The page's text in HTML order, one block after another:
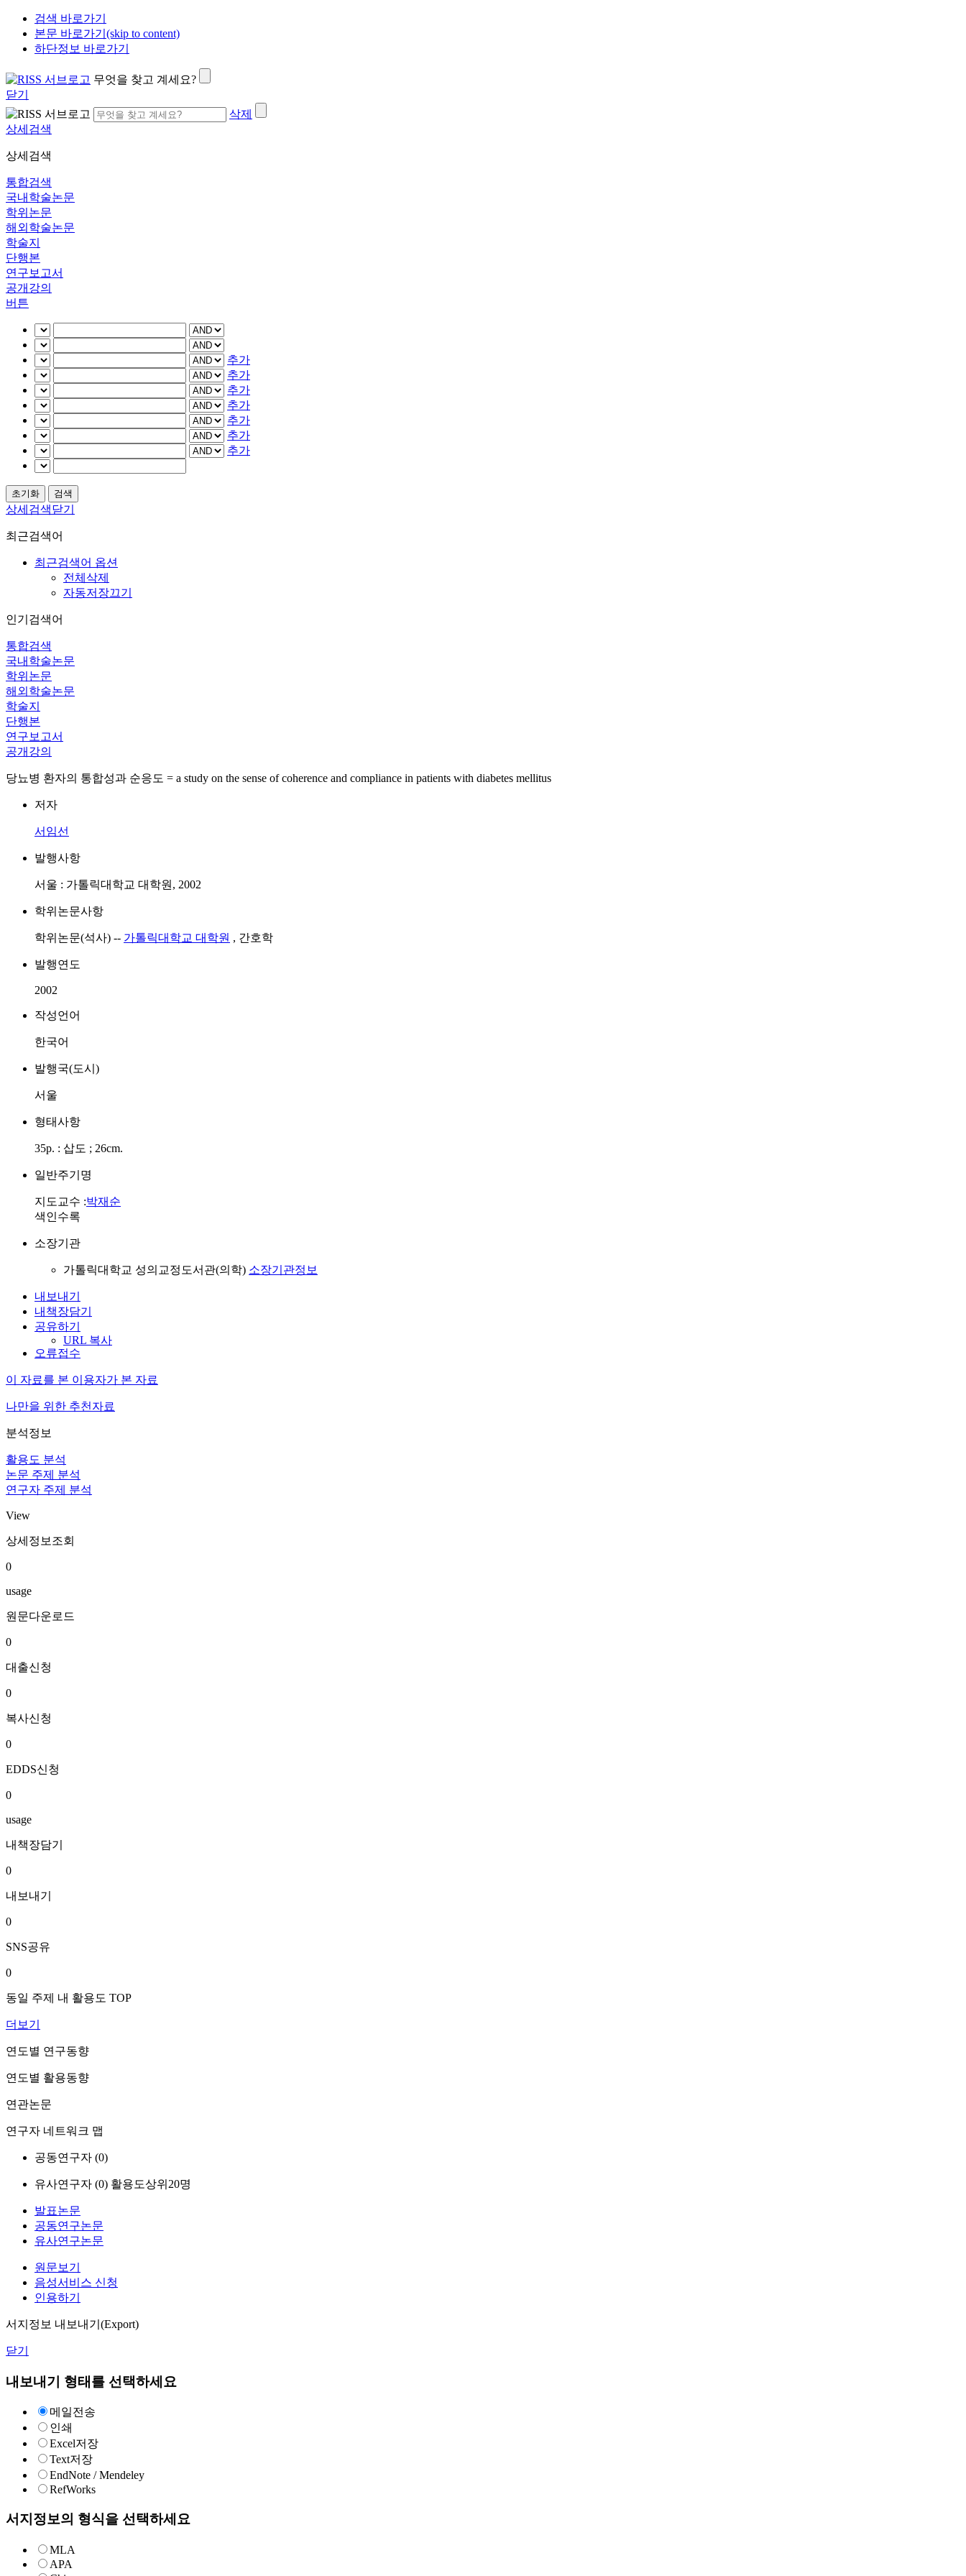
검색 바로가기
본문 바로가기(skip to content)
하단정보 바로가기
무엇을 찾고 계세요?
닫기
삭제
상세검색
상세검색
통합검색
국내학술논문
학위논문
해외학술논문
학술지
단행본
연구보고서
공개강의
버튼
추가
추가
추가
추가
추가
추가
추가
상세검색닫기
최근검색어
최근검색어 옵션
전체삭제
자동저장끄기
인기검색어
통합검색
국내학술논문
학위논문
해외학술논문
학술지
단행본
연구보고서
공개강의
당뇨병 환자의 통합성과 순응도 = a study on the sense of coherence and compliance in patients with diabetes mellitus
저자
서임선
발행사항
서울 : 가톨릭대학교 대학원, 2002
학위논문사항
학위논문(석사) -- 가톨릭대학교 대학원 , 간호학
발행연도
2002
작성언어
한국어
발행국(도시)
서울
형태사항
35p. : 삽도 ; 26cm.
일반주기명
지도교수 :박재순
색인수록
소장기관
가톨릭대학교 성의교정도서관(의학) 소장기관정보
내보내기
내책장담기
공유하기
URL 복사
오류접수
이 자료를 본 이용자가 본 자료
나만을 위한 추천자료
분석정보
활용도 분석
논문 주제 분석
연구자 주제 분석
View
상세정보조회
0
usage
원문다운로드
0
대출신청
0
복사신청
0
EDDS신청
0
usage
내책장담기
0
내보내기
0
SNS공유
0
동일 주제 내 활용도 TOP
더보기
연도별 연구동향
연도별 활용동향
연관논문
연구자 네트워크 맵
공동연구자 (0)
유사연구자 (0) 활용도상위20명
발표논문
공동연구논문
유사연구논문
원문보기
음성서비스 신청
인용하기
서지정보 내보내기(Export)
닫기
내보내기 형태를 선택하세요
메일전송
인쇄
Excel저장
Text저장
EndNote / Mendeley
RefWorks
서지정보의 형식을 선택하세요
MLA
APA